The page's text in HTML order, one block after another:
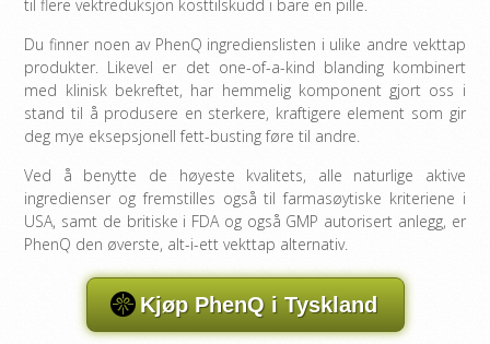
til flere vektreduksjon kosttilskudd i bare en pille.
Du finner noen av PhenQ ingredienslisten i ulike andre vekttap
produkter. Likevel er det one-of-a-kind blanding kombinert
med klinisk bekreftet, har hemmelig komponent gjort oss i
stand til å produsere en sterkere, kraftigere element som gir
deg mye eksepsjonell fett-busting føre til andre.
Ved å benytte de høyeste kvalitets, alle naturlige aktive
ingredienser og fremstilles også til farmasøytiske kriteriene i
USA, samt de britiske i FDA og også GMP autorisert anlegg, er
PhenQ den øverste, alt-i-ett vekttap alternativ.
Kjøp PhenQ i Tyskland